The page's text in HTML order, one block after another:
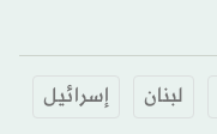
لبنان إسرائيل